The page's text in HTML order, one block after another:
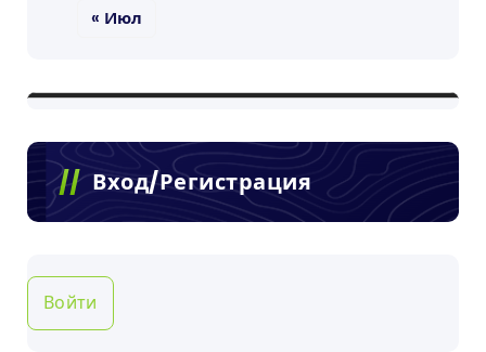
« Июл
Вход/Регистрация
Войти